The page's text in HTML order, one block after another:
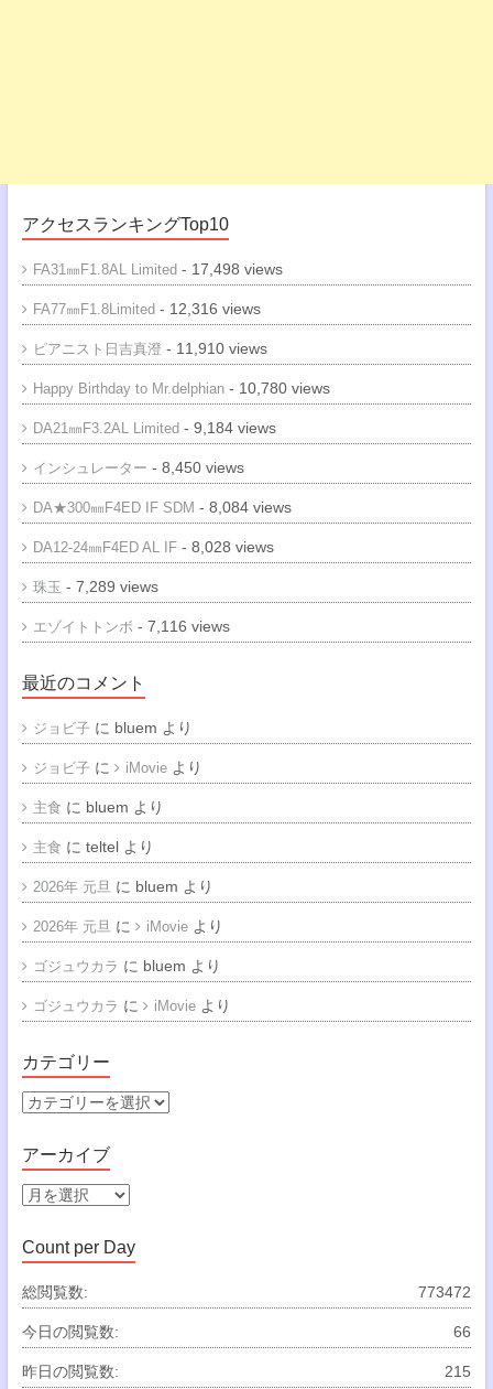
アクセスランキングTop10
FA31㎜F1.8AL Limited- 17,498 views
FA77㎜F1.8Limited- 12,316 views
ピアニスト日吉真澄 - 11,910 views
Happy Birthday to Mr.delphian- 10,780 views
DA21㎜F3.2AL Limited- 9,184 views
インシュレーター - 8,450 views
DA★300㎜F4ED IF SDM - 8,084 views
DA12-24㎜F4ED AL IF- 8,028 views
珠玉 - 7,289 views
エゾイトトンボ - 7,116 views
最近のコメント
ジョビ子 に bluem より
ジョビ子 に iMovieより
主食 に bluem より
主食 に teltelより
2026年 元旦に bluem より
2026年 元旦に iMovieより
ゴジュウカラ に bluem より
ゴジュウカラ に iMovieより
カテゴリー
カ
ゴ
リ
ー
アーカイブ
ア
カ
イ
ブ
Count per Day
773472
総閲覧数:
66
今日の閲覧数:
215
昨日の閲覧数: